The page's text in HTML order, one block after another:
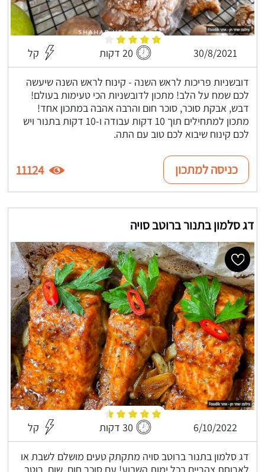
30/8/2021 20 דקות קל
דובשניות פריכות לראש השנה - קינוח לראש השנה שיעשה
לכם שמח על הלב! מתכון לדובשניות הכי טעימות בעולם!
דבש, אבקת סוכר, סוכר חום והרבה אהבה במתכון אחד!
מתכון למתחילים תוך 10 דקות עבודה ו-10 דקות בתנור ויש
לכם קינוח שיבוא לכם טוב עם התה.
כניסה למתכון 11124
דג סלמון בתנור ברוטב סויה
6/10/2022 30 דקות קל
דג סלמון בתנור ברוטב סויה מתקתק טעים מושלם לשבת או
לארוחת צהריים בכל ימות השבוע! עם סוכר חום, שום, רוטב